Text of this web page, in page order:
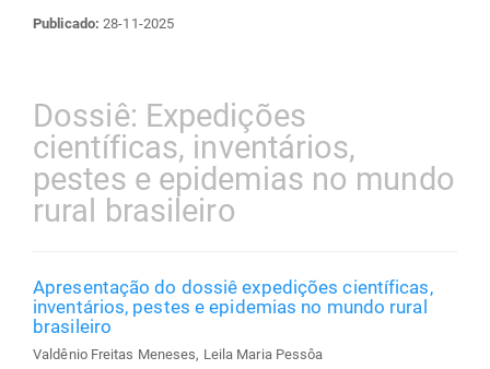
Publicado:28-11-2025
Dossiê: Expedições
científicas, inventários,
pestes e epidemias no mundo
rural brasileiro
Apresentação do dossiê expedições científicas,
inventários, pestes e epidemias no mundo rural
brasileiro
Valdênio Freitas Meneses, Leila Maria Pessôa